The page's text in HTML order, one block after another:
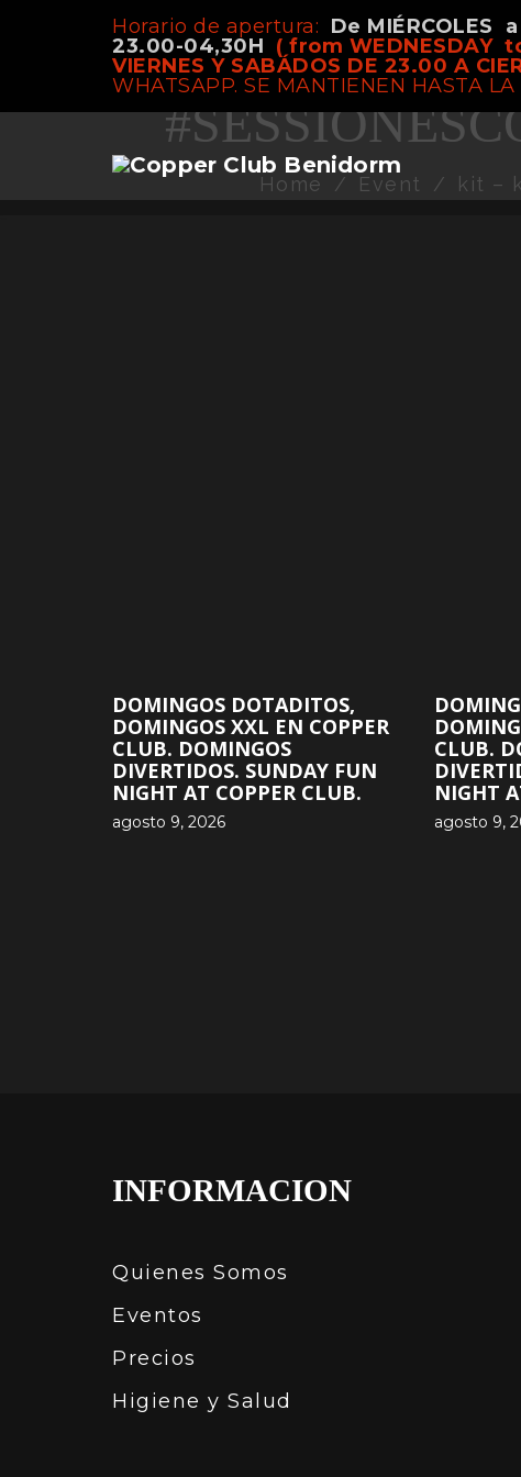
Horario de apertura: De MIÉRCOLES
23.00-04,30H ( from WEDNESDAY
VIERNES Y SABÁDOS DE 23.00 A
WHATSAPP. SE MANTIENEN HASTA
kit - kat
Home / Event / kit –
DOMINGOS DOTADITOS,
DOMINGOS XXL EN COPPER
CLUB. DOMINGOS
DIVERTIDOS. SUNDAY FUN
NIGHT AT COPPER CLUB.
agosto 9, 2026
CLUB.
NIGHT
agosto 9,
INFORMACION
Quienes Somos
Eventos
Precios
Higiene y Salud